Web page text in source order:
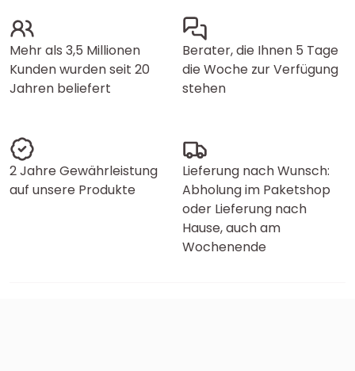
Mehr als 3,5 Millionen
Kunden wurden seit 20
Jahren beliefert
Berater, die Ihnen 5 Tage
die Woche zur Verfügung
stehen
2 Jahre Gewährleistung
auf unsere Produkte
Lieferung nach Wunsch:
Abholung im Paketshop
oder Lieferung nach
Hause, auch am
Wochenende